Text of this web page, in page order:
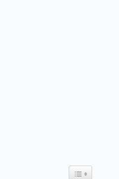
Toggle Table of